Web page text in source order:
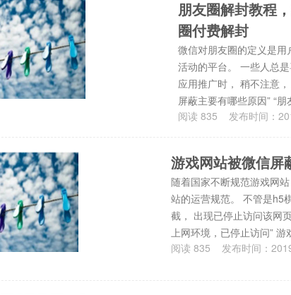
朋友圈解封教程
圈付费解封
微信对朋友圈的定义是
活动的平台。 一些人总
应用推广时， 稍不注意
屏蔽主要有哪些原因” “
阅读835 发布时间：
游戏网站被微信屏
随着国家不断规范游戏网
站的运营规范。 不管是h5
截， 出现已停止访问该网
上网环境，已停止访问”
阅读835 发布时间：